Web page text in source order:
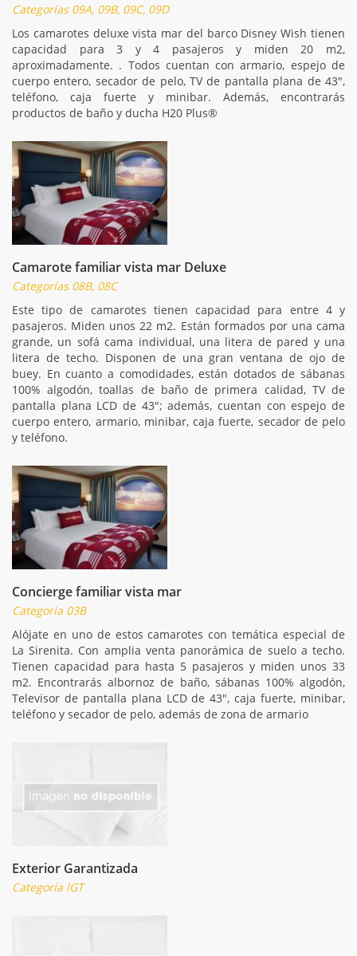
Categorías 09A, 09B, 09C, 09D
Los camarotes deluxe vista mar del barco Disney Wish tienen
capacidad para 3 y 4 pasajeros y miden 20 m2,
aproximadamente. . Todos cuentan con armario, espejo de
cuerpo entero, secador de pelo, TV de pantalla plana de 43",
teléfono, caja fuerte y minibar. Además, encontrarás
productos de baño y ducha H20 Plus®
Camarote familiar vista mar Deluxe
Categorías 08B, 08C
Este tipo de camarotes tienen capacidad para entre 4 y
pasajeros. Miden unos 22 m2. Están formados por una cama
grande, un sofá cama individual, una litera de pared y una
litera de techo. Disponen de una gran ventana de ojo de
buey. En cuanto a comodidades, están dotados de sábanas
100% algodón, toallas de baño de primera calidad, TV de
pantalla plana LCD de 43"; además, cuentan con espejo de
cuerpo entero, armario, minibar, caja fuerte, secador de pelo
y teléfono.
Concierge familiar vista mar
Categoría 03B
Alójate en uno de estos camarotes con temática especial de
La Sirenita. Con amplia venta panorámica de suelo a techo.
Tienen capacidad para hasta 5 pasajeros y miden unos 33
m2. Encontrarás albornoz de baño, sábanas 100% algodón,
Televisor de pantalla plana LCD de 43", caja fuerte, minibar,
teléfono y secador de pelo, además de zona de armario
Exterior Garantizada
Categoría IGT